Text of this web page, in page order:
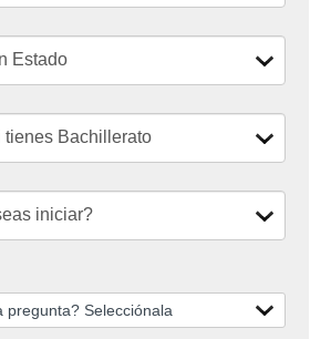
pregunta? Selecciónala